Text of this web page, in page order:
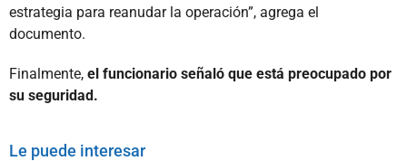
estrategia para reanudar la operación”, agrega el
documento.
Finalmente, el funcionario señaló que está preocupado por
su seguridad.
Le puede interesar